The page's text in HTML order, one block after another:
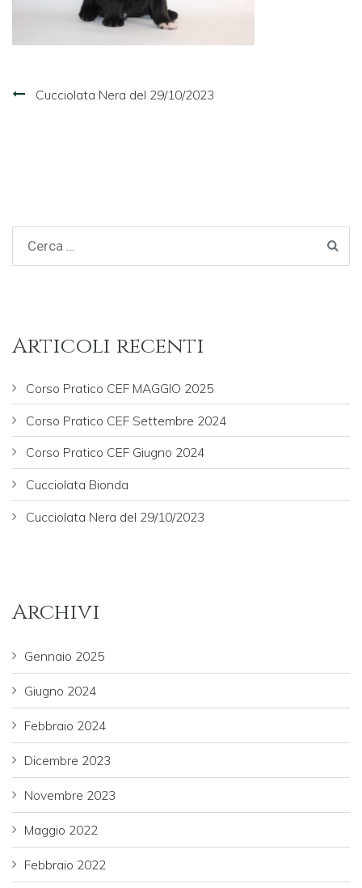
Navigazione
Cucciolata Nera del 29/10/2023
Articoli recenti
Corso Pratico CEF MAGGIO 2025
Corso Pratico CEF Settembre 2024
Corso Pratico CEF Giugno 2024
Cucciolata Bionda
Cucciolata Nera del 29/10/2023
Archivi
Gennaio 2025
Giugno 2024
Febbraio 2024
Dicembre 2023
Novembre 2023
Maggio 2022
Febbraio 2022